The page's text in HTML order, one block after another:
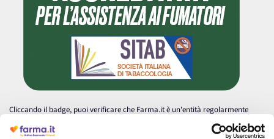
Cliccando il badge, puoi verificare che Farma.it è un'entità regolarmente
autorizzata dal Ministero della Salute a effettuare la vendita online di
medicinali.